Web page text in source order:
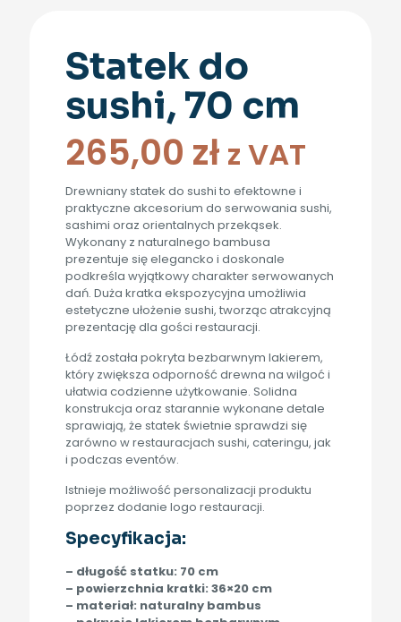
Statek do
sushi, 70 cm
265,00 zł z VAT
Drewniany statek do sushi to efektowne i
praktyczne akcesorium do serwowania sushi,
sashimi oraz orientalnych przekąsek.
Wykonany z naturalnego bambusa
prezentuje się elegancko i doskonale
podkreśla wyjątkowy charakter serwowanych
dań. Duża kratka ekspozycyjna umożliwia
estetyczne ułożenie sushi, tworząc atrakcyjną
prezentację dla gości restauracji.
Łódź została pokryta bezbarwnym lakierem,
który zwiększa odporność drewna na wilgoć i
ułatwia codzienne użytkowanie. Solidna
konstrukcja oraz starannie wykonane detale
sprawiają, że statek świetnie sprawdzi się
zarówno w restauracjach sushi, cateringu, jak
i podczas eventów.
Istnieje możliwość personalizacji produktu
poprzez dodanie logo restauracji.
Specyfikacja:
– długość statku: 70 cm
– powierzchnia kratki: 36×20 cm
– materiał: naturalny bambus